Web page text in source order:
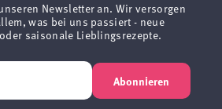
Newsletter an. Wir versorgen
was bei uns passiert - neue
saisonale Lieblingsrezepte.
Abonnieren